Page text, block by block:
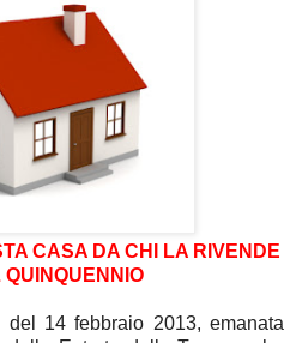
CASA DA CHI LA RIVENDE
QUINQUENNIO
del 14 febbraio 2013, emanata